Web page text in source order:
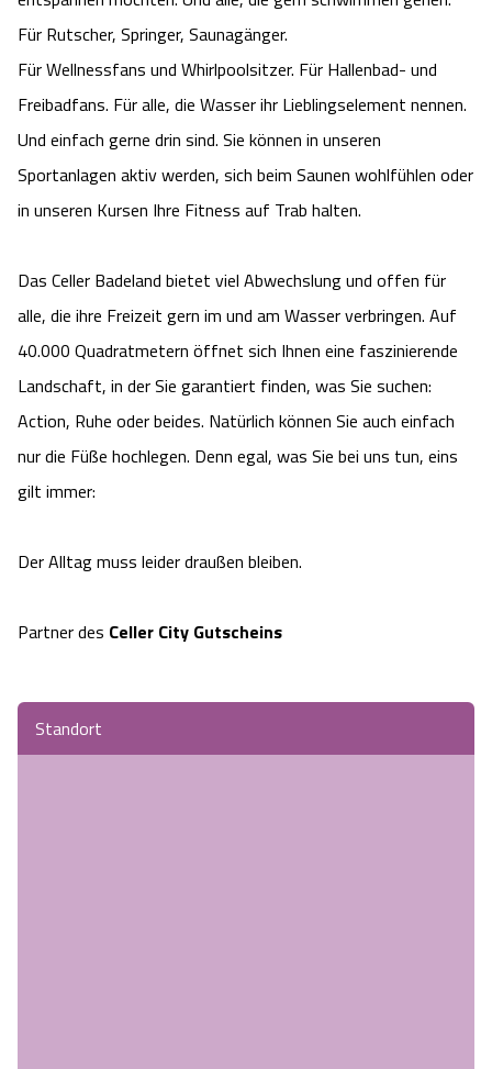
Camping
Urlaub auf dem Bauernhof
Urlaub mit Hund
Last Minute
Anreise
Videos
Shop
Reiten
Regionale Küche
Tiere
HeideSpezialitäten
Unterkünfte
Urlaub mit Hund
Wildpark Lüneburger Heide
Wildpark Schwarze Berge
Wildpark Müden
Snow World Bispingen
Ralf Schumacher Kart & Bowl
Das verrückte Haus
Abenteuerland Trampolin-Park
Veranstaltungen
Shopping Celle
Kulinarisches Celle
Unterkünfte Celle
Für Rutscher, Springer, Saunagänger.
Für Wellnessfans und Whirlpoolsitzer. Für Hallenbad- und
Freibadfans. Für alle, die Wasser ihr Lieblingselement nennen.
Und einfach gerne drin sind. Sie können in unseren
Sportanlagen aktiv werden, sich beim Saunen wohlfühlen oder
in unseren Kursen Ihre Fitness auf Trab halten.
Das Celler Badeland bietet viel Abwechslung und offen für
alle, die ihre Freizeit gern im und am Wasser verbringen. Auf
40.000 Quadratmetern öffnet sich Ihnen eine faszinierende
Landschaft, in der Sie garantiert finden, was Sie suchen:
Action, Ruhe oder beides. Natürlich können Sie auch einfach
nur die Füße hochlegen. Denn egal, was Sie bei uns tun, eins
gilt immer:
Der Alltag muss leider draußen bleiben.
Partner des Celler City Gutscheins
Standort